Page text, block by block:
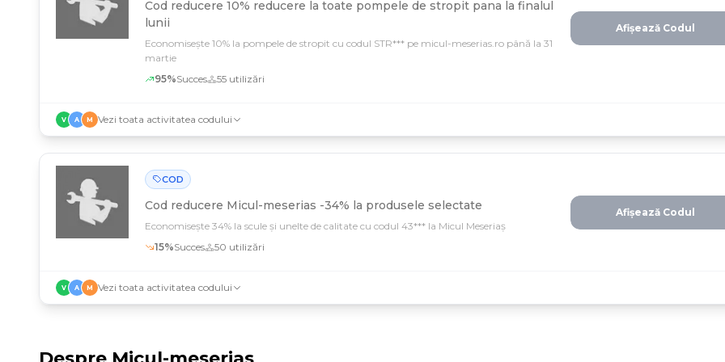
Cod reducere 10% reducere la toate pompele de stropit pana la finalul
lunii
Economisește 10% la pompele de stropit cu codul STR*** pe micul-meserias.ro până la 31
martie
95%Succes 55 utilizări
Afișează Codul
V A M Vezi toata activitatea codului
COD
Cod reducere Micul-meserias -34% la produsele selectate
Economisește 34% la scule și unelte de calitate cu codul 43*** la Micul Meseriaș
15%Succes 50 utilizări
Afișează Codul
V A M Vezi toata activitatea codului